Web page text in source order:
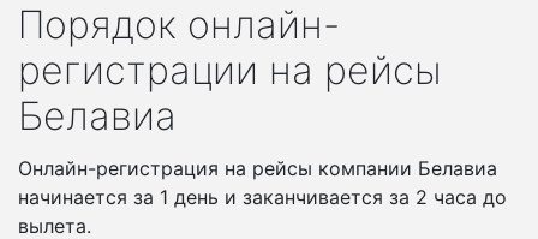
Порядок онлайн-
регистрации на рейсы
Белавиа
Онлайн-регистрация на рейсы компании Белавиа
начинается за 1 день и заканчивается за 2 часа до
вылета.